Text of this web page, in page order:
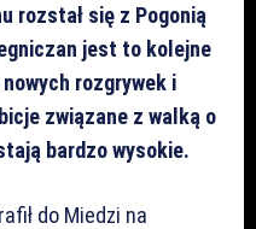
rozstał się z Pogonią
jest to kolejne
rozgrywek i
związane z walką o
bardzo wysokie.
do Miedzi na